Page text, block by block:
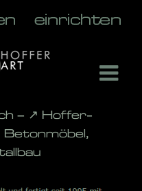
– ↗️ Hoffer-
Betonmöbel,